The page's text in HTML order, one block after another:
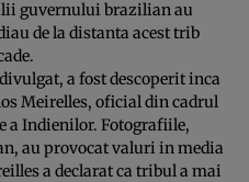
guvernului brazilian au
de la distanta acest trib
a fost descoperit inca
Meirelles, oficial din cadrul
a Indienilor. Fotografiile,
au provocat valuri in media
a declarat ca tribul a mai